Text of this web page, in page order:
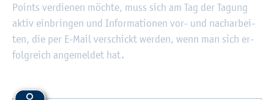
Points ver­die­nen möch­te, muss sich am Tag der Ta­gung
aktiv ein­brin­gen und In­for­ma­tio­nen vor- und nach­ar­bei­
ten, die per E-Mail ver­schickt wer­den, wenn man sich er­
folg­reich an­ge­mel­det hat.